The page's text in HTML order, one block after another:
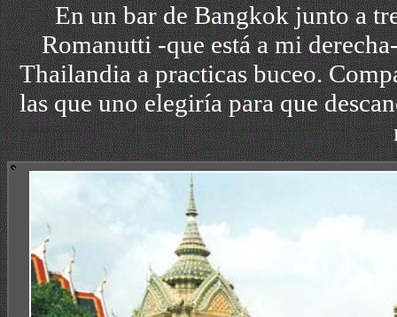
En un bar de Bangkok junto a
Romanutti -que está a mi
Thailandia a practicas buceo.
las que uno elegiría para que